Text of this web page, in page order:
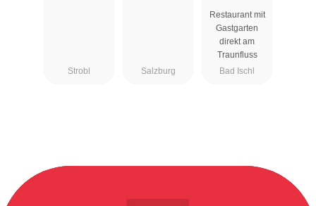
Strobl Salzburg
Zauner
Esplanade
Restaurant mit
Gastgarten
direkt am
Traunfluss
Bad Ischl